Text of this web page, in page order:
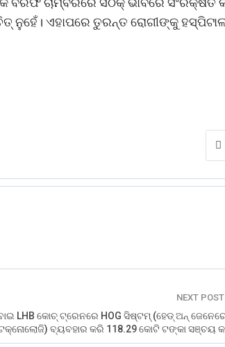
ଏହାପରେ ତୁରନ୍ତ ରୋଗୀଙ୍କୁ
NEXT POST
LHB କୋଚ୍ ଟ୍ରେନରେ HOG ସିଷ୍ଟମ୍ (ହେଡ୍ ଅନ୍
ବ୍ୟବହାର କରି 118.29 କୋଟି ଟଙ୍କା ସଞ୍ଚୟ